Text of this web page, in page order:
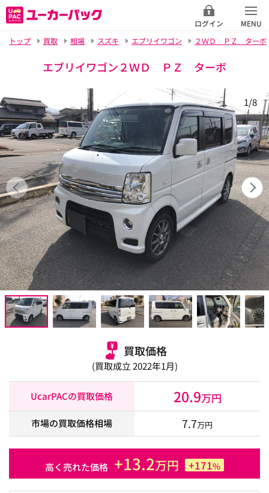
ログイン
MENU
トップ
買取 相場 スズキ エブリイワゴン ２ＷＤ ＰＺ ターボ
エブリイワゴン２ＷＤ ＰＺ ターボ
1/8
買取価格
(買取成立 2022年1月)
UcarPACの買取価格 20.9万円
市場の買取価格相場 7.7万円
高く売れた価格 +13.2万円 +171%